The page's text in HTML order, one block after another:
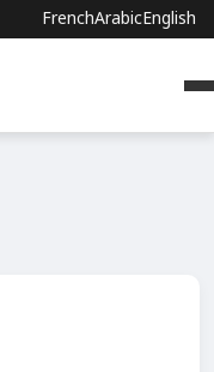
FrenchArabicEnglish